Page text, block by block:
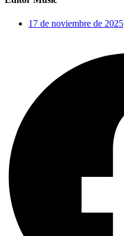
17 de noviembre de 2025